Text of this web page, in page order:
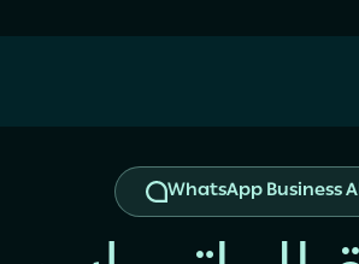
WhatsApp Business